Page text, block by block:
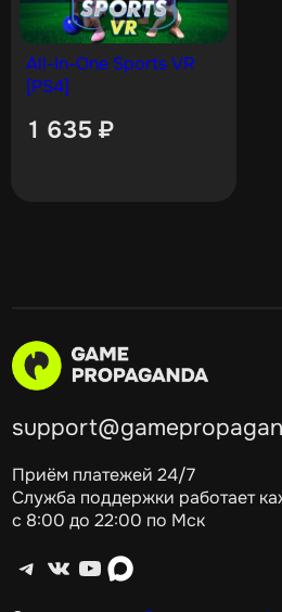
All-In-One Sports VR
[PS4]
1 635 ₽
Приём платежей 24/7
Служба поддержки работает
с 8:00 до 22:00 по Мск
Telegram ВКонтакте YouTube max